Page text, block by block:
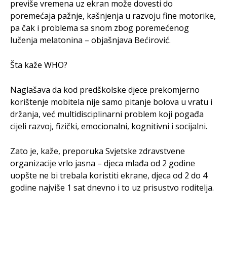
previše vremena uz ekran može dovesti do
poremećaja pažnje, kašnjenja u razvoju fine motorike,
pa čak i problema sa snom zbog poremećenog
lučenja melatonina – objašnjava Bećirović.
Šta kaže WHO?
Naglašava da kod predškolske djece prekomjerno
korištenje mobitela nije samo pitanje bolova u vratu i
držanja, već multidisciplinarni problem koji pogađa
cijeli razvoj, fizički, emocionalni, kognitivni i socijalni.
Zato je, kaže, preporuka Svjetske zdravstvene
organizacije vrlo jasna – djeca mlađa od 2 godine
uopšte ne bi trebala koristiti ekrane, djeca od 2 do 4
godine najviše 1 sat dnevno i to uz prisustvo roditelja.